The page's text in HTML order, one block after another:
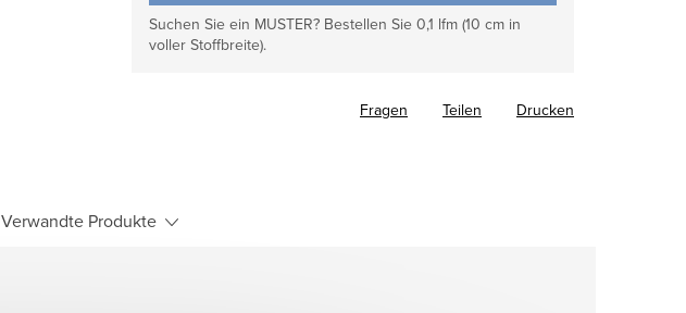
Suchen Sie ein MUSTER? Bestellen Sie 0,1 lfm (10 cm in
voller Stoffbreite).
Drucken
Fragen Teilen
Verwandte Produkte